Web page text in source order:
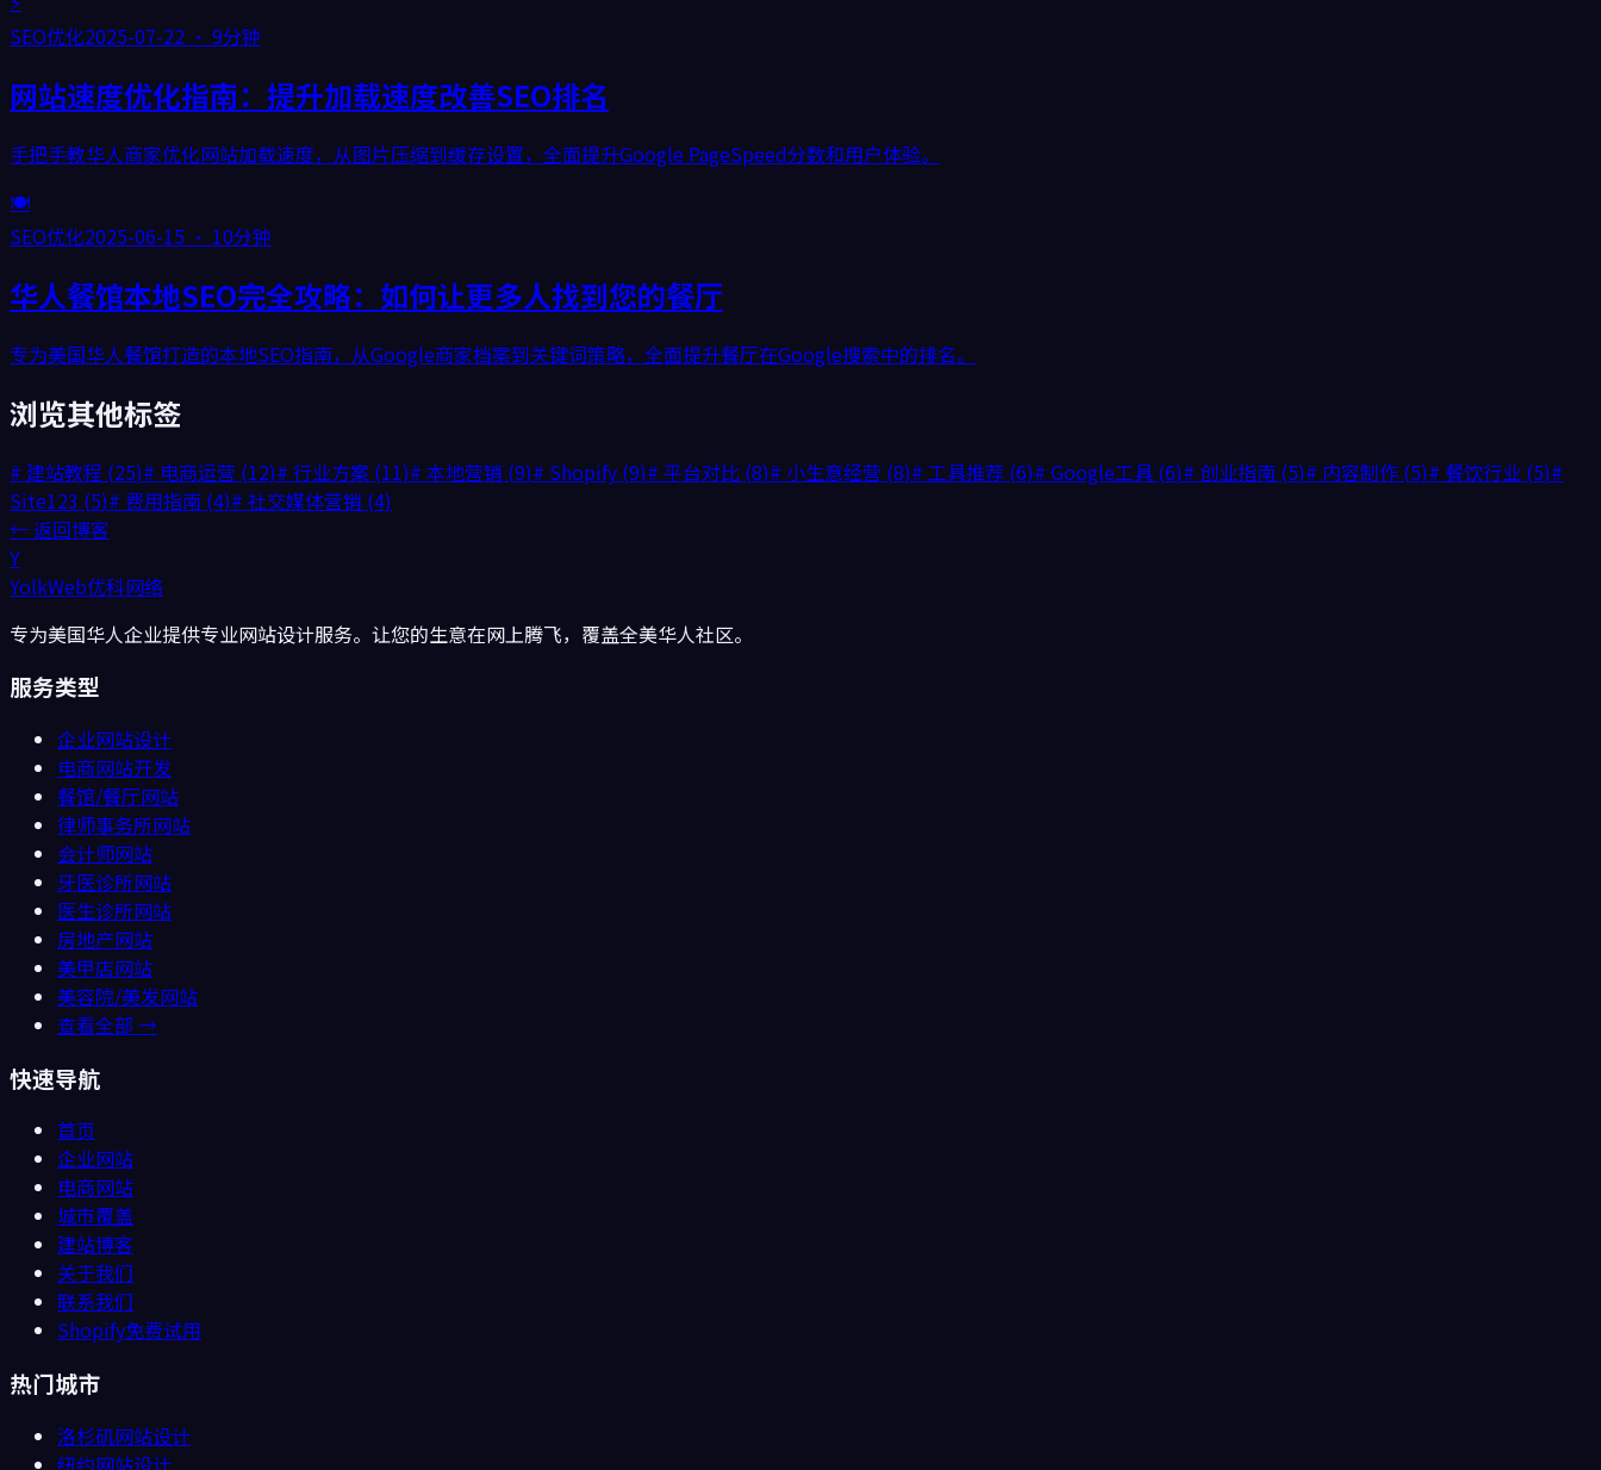
SEO优化2025-07-22 · 9分钟
网站速度优化指南：提升加载速度改善SEO排名
手把手教华人商家优化网站加载速度，从图片压缩到缓存设置，全面提升Google PageSpeed分数和用户体验。
🍽️
SEO优化2025-06-15 · 10分钟
华人餐馆本地SEO完全攻略：如何让更多人找到您的餐厅
专为美国华人餐馆打造的本地SEO指南，从Google商家档案到关键词策略，全面提升餐厅在Google搜索中的排名。
浏览其他标签
# 建站教程 (25)# 电商运营 (12)# 行业方案 (11)# 本地营销 (9)# Shopify (9)# 平台对比 (8)# 小生意经营 (8)# 工具推荐 (6)# Google工具 (6)# 创业指南 (5)# 内容制作 (5)# 餐饮行业 (5)#
Site123 (5)# 费用指南 (4)# 社交媒体营销 (4)
← 返回博客
Y
YolkWeb优科网络
专为美国华人企业提供专业网站设计服务。让您的生意在网上腾飞，覆盖全美华人社区。
服务类型
企业网站设计
电商网站开发
餐馆/餐厅网站
律师事务所网站
会计师网站
牙医诊所网站
医生诊所网站
房地产网站
美甲店网站
美容院/美发网站
查看全部 →
快速导航
首页
企业网站
电商网站
城市覆盖
建站博客
关于我们
联系我们
Shopify免费试用
热门城市
洛杉矶网站设计
纽约网站设计